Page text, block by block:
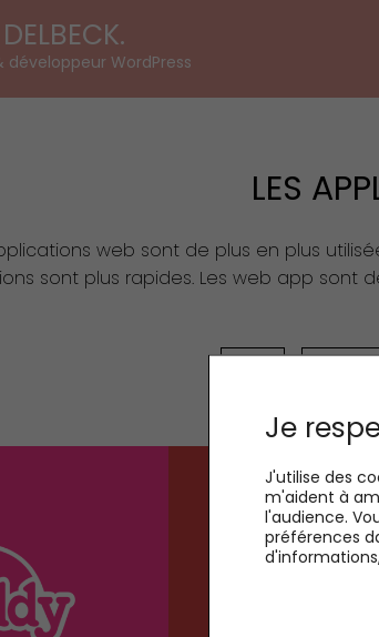
WordPress
LES
web sont de plus en plus
sont plus rapides. Les web app sont
TOUS SITES
Je
J'utilise des
m'aident à
l'audience.
préférences